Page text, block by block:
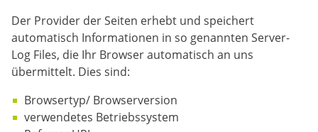
Der Provider der Seiten erhebt und speichert
automatisch Informationen in so genannten Server-
Log Files, die Ihr Browser automatisch an uns
übermittelt. Dies sind:
Browsertyp/ Browserversion
verwendetes Betriebssystem